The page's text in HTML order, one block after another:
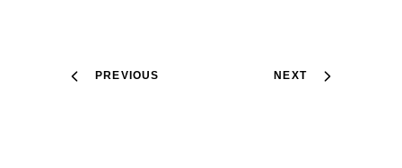
PREVIOUS NEXT